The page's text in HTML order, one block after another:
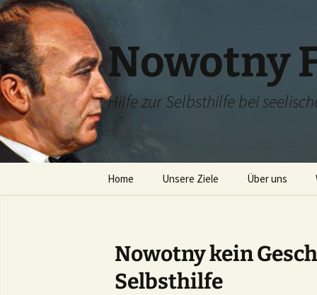
Zum
Inhalt
springen
Nowotny
Hilfe zur Selbsthilfe bei
Home Unsere Ziele Über uns
Grete Schröder
Nowotny kein
Selbsthilfe